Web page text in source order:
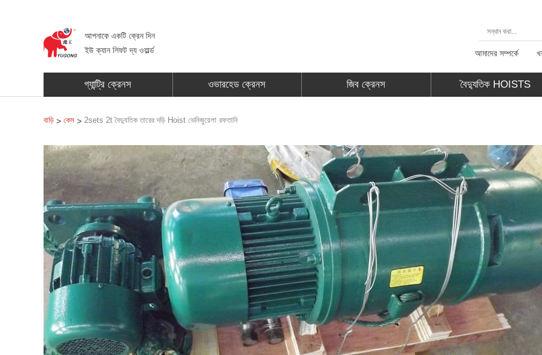
আপনাকে একটি ক্রেন দিন
ইউ ক্যান লিফট দ্য ওয়ার্ল্ড
আমাদের সম্পর্কে
গ্যান্ট্রি ক্রেনস ওভারহেড ক্রেনস জিব ক্রেনস বৈদ্যুতিক HOISTS
বাড়ি > কেস > 2sets 2t বৈদ্যুতিক তারের দড়ি Hoist ভেনিজুয়েলা রফতানি